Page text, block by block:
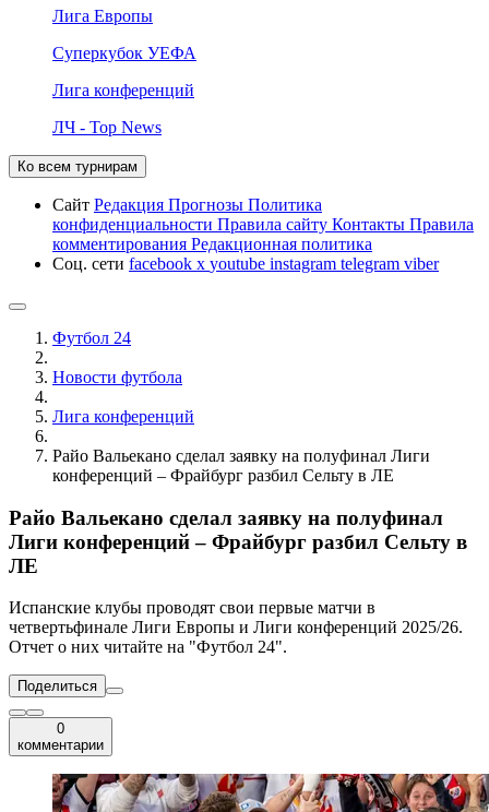
Лига Европы
Суперкубок УЕФА
Лига конференций
ЛЧ - Top News
Ко всем турнирам
Сайт Редакция Прогнозы Политика
конфиденциальности Правила сайту Контакты Правила
комментирования Редакционная политика
Соц. сети facebook x youtube instagram telegram viber
Футбол 24
Новости футбола
Лига конференций
Райо Вальекано сделал заявку на полуфинал Лиги
конференций – Фрайбург разбил Сельту в ЛЕ
Райо Вальекано сделал заявку на полуфинал
Лиги конференций – Фрайбург разбил Сельту в
ЛЕ
Испанские клубы проводят свои первые матчи в
четвертьфинале Лиги Европы и Лиги конференций 2025/26.
Отчет о них читайте на "Футбол 24".
Поделиться
0
комментарии